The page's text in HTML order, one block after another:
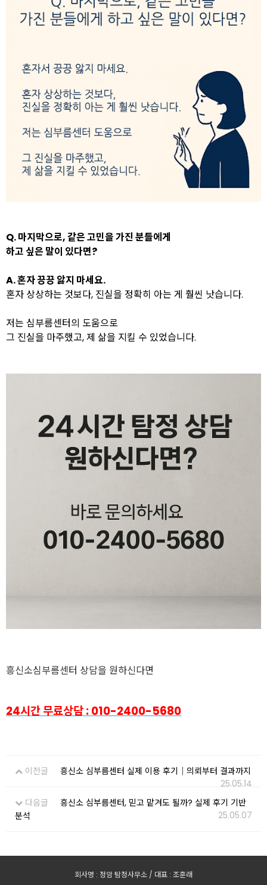
Q. 마지막으로, 같은 고민을 가진 분들에게
하고 싶은 말이 있다면?
A.혼자 끙끙 앓지 마세요.
혼자 상상하는 것보다, 진실을 정확히 아는 게 훨씬 낫습니다.
저는 심부름센터의 도움으로
그 진실을 마주했고, 제 삶을 지킬 수 있었습니다.
흥신소심부름센터 상담을 원하신다면
24시간 무료상담 : 010-2400-5680
이전글
흥신소 심부름센터 실제 이용 후기｜의뢰부터 결과까지
25.05.14
다음글
흥신소 심부름센터, 믿고 맡겨도 될까? 실제 후기 기반
분석
25.05.07
회사명 : 정암 탐정사무소 / 대표 : 조훈래